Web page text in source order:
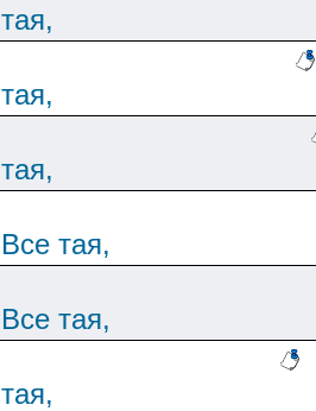
тая,
тая,
тая,
Все тая,
Все тая,
тая,